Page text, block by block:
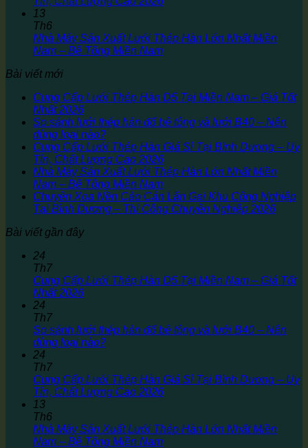
13
Th6
Nhà Máy Sản Xuất Lưới Thép Hàn Lớn Nhất Miền
Nam – Bê Tông Miền Nam
Bài viết mới
Cung Cấp Lưới Thép Hàn D5 Tại Miền Nam – Giá Tốt
Nhất 2026
So sánh lưới thép hàn đổ bê tông và lưới B40 – Nên
dùng loại nào?
Cung Cấp Lưới Thép Hàn Giá Sỉ Tại Bình Dương – Uy
Tín, Chất Lượng Cao 2026
Nhà Máy Sản Xuất Lưới Thép Hàn Lớn Nhất Miền
Nam – Bê Tông Miền Nam
Chuyên Xoa Nền Cào Cán Lăn Gai Khu Công Nghiệp
Tại Bình Dương – Thi Công Chuyên Nghiệp 2026
Bài viết gần đây
24
Th7
Cung Cấp Lưới Thép Hàn D5 Tại Miền Nam – Giá Tốt
Nhất 2026
24
Th7
So sánh lưới thép hàn đổ bê tông và lưới B40 – Nên
dùng loại nào?
24
Th7
Cung Cấp Lưới Thép Hàn Giá Sỉ Tại Bình Dương – Uy
Tín, Chất Lượng Cao 2026
13
Th6
Nhà Máy Sản Xuất Lưới Thép Hàn Lớn Nhất Miền
Nam – Bê Tông Miền Nam